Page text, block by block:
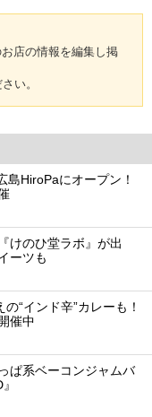
店の情報を編集し掲
い。
HiroPaにオープン！
けのひ堂ラボ』が出
ーツも
“インド辛”カレーも！
催中
ぱ系ベーコンジャムバ